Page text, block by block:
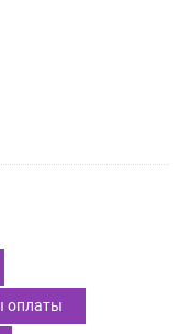
оплаты